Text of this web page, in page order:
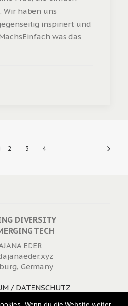
Wir haben uns
inspiriert und
was das
2 3 4
DIVERSITY
TECH
EDER
Germany
/ DATENSCHUTZ
Wenn du die Website weiter